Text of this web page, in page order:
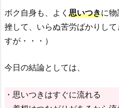
ボク自身も、よく 思いつきに
挫して、いらぬ苦労ばかりし
すが・・・）
今日の結論としては、
・思いつきはすぐに流れる